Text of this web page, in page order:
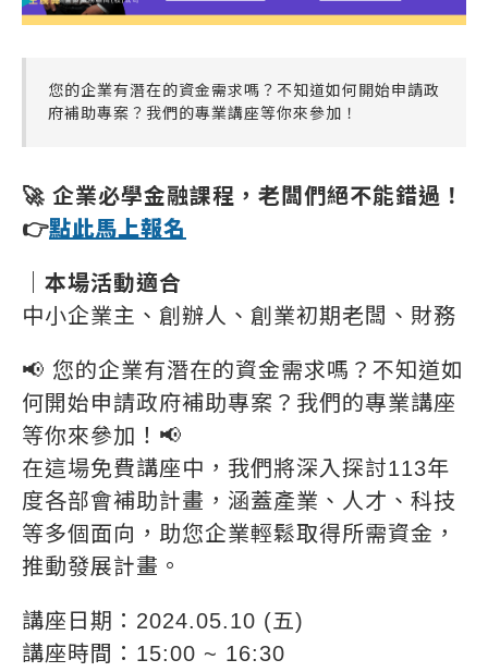
您的企業有潛在的資金需求嗎？不知道如何開始申請政
府補助專案？我們的專業講座等你來參加！
🚀 企業必學金融課程，老闆們絕不能錯過！
👉點此馬上報名
｜本場活動適合
中小企業主、創辦人、創業初期老闆、財務
📢 您的企業有潛在的資金需求嗎？不知道如
何開始申請政府補助專案？我們的專業講座
等你來參加！📢
在這場免費講座中，我們將深入探討113年
度各部會補助計畫，涵蓋產業、人才、科技
等多個面向，助您企業輕鬆取得所需資金，
推動發展計畫。
講座日期：2024.05.10 (五)
講座時間：15:00 ~ 16:30